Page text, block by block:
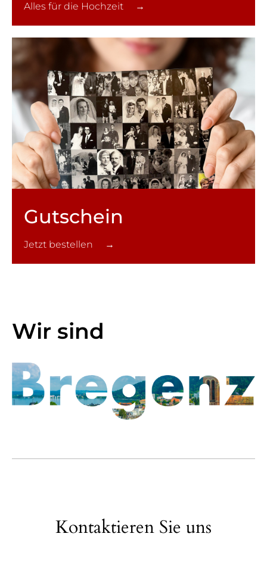
Alles für die Hochzeit →
Gutschein
Jetzt bestellen →
Wir sind
Kontaktieren Sie uns